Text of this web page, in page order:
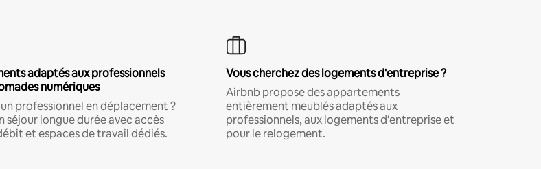
adaptés aux professionnels
numériques
professionnel en déplacement ?
séjour longue durée avec accès
et espaces de travail dédiés.
Vous cherchez des logements d'entreprise ?
Airbnb propose des appartements
entièrement meublés adaptés aux
professionnels, aux logements d'entreprise et
pour le relogement.